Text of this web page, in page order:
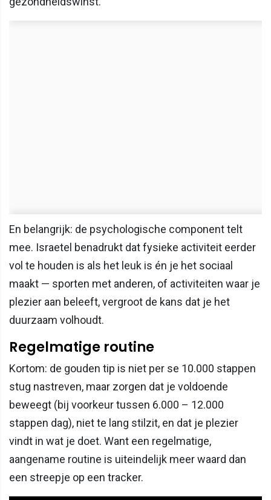
En belangrijk: de psychologische component telt
mee. Israetel benadrukt dat fysieke activiteit eerder
vol te houden is als het leuk is én je het sociaal
maakt — sporten met anderen, of activiteiten waar je
plezier aan beleeft, vergroot de kans dat je het
duurzaam volhoudt.
Regelmatige routine
Kortom: de gouden tip is niet per se 10.000 stappen
stug nastreven, maar zorgen dat je voldoende
beweegt (bij voorkeur tussen 6.000 – 12.000
stappen dag), niet te lang stilzit, en dat je plezier
vindt in wat je doet. Want een regelmatige,
aangename routine is uiteindelijk meer waard dan
een streepje op een tracker.